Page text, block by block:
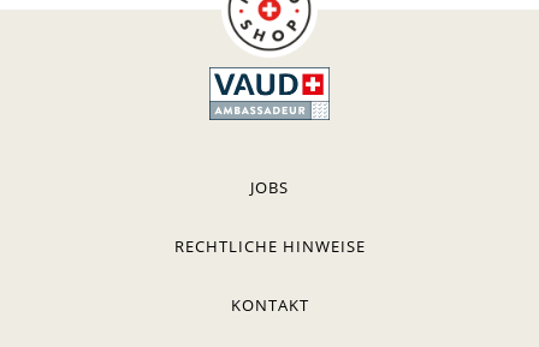
JOBS
RECHTLICHE HINWEISE
KONTAKT